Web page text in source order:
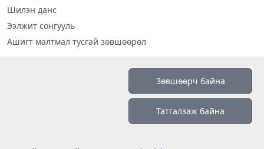
Шилэн данс
Ээлжит сонгууль
Ашигт малтмал тусгай зөвшөөрөл
Зөвшөөрч байна
Татгалзаж байна